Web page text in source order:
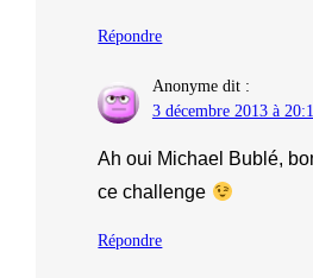
Répondre
Anonyme dit :
3 décembre 2013 à
Ah oui Michael Bublé,
ce challenge
Répondre